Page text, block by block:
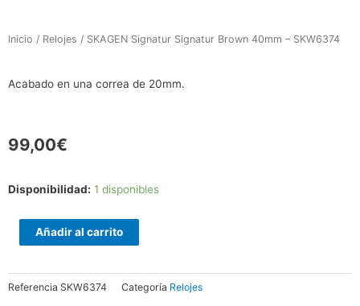
Inicio / Relojes / SKAGEN Signatur Signatur Brown 40mm – SKW6374
Acabado en una correa de 20mm.
99,00€
Disponibilidad: 1 disponibles
SKAGEN
Signatur
Brown
-
Añadir al carrito
Referencia SKW6374 Categoría Relojes